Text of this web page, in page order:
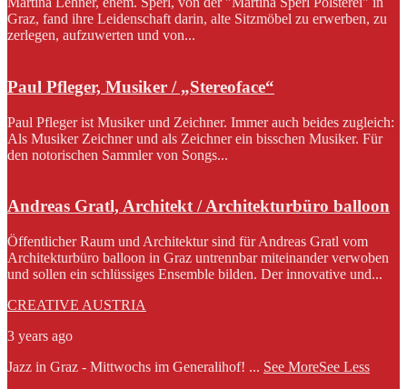
Graz, fand ihre Leidenschaft darin, alte Sitzmöbel zu erwerben, zu
zerlegen, aufzuwerten und von...
Paul Pfleger, Musiker / „Stereoface“
Paul Pfleger ist Musiker und Zeichner. Immer auch beides zugleich:
Als Musiker Zeichner und als Zeichner ein bisschen Musiker. Für
den notorischen Sammler von Songs...
Andreas Gratl, Architekt / Architekturbüro balloon
Öffentlicher Raum und Architektur sind für Andreas Gratl vom
Architekturbüro balloon in Graz untrennbar miteinander verwoben
und sollen ein schlüssiges Ensemble bilden. Der innovative und...
CREATIVE AUSTRIA
3 years ago
Jazz in Graz - Mittwochs im Generalihof! ... See MoreSee Less